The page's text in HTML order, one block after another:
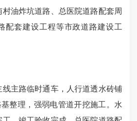
村油炸坑道路、总医院道路配套周
配套建设工程等市政道路建设工
主路临时通车，人行道透水砖铺
整理，强弱电管道开挖施工。水